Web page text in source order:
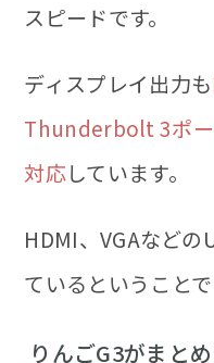
スピードです。
ディスプレイ出力も
Thunderbolt 3ポー
対応しています。
HDMI、VGAなどの
ているということで
りんごG3がまと